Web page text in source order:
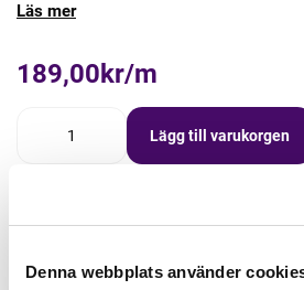
Denna webbplats använder
Läs mer
189,00kr/m
Lägg till varukorgen
Lägg först önskad